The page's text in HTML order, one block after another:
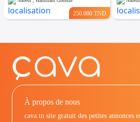
250.000 TND
À propos de nous
cava.tn site gratuit des petites annonces